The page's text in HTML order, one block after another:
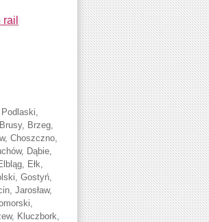
Podlaski,
Brzeg,
Choszczno,
Dąbie,
Ełk,
Gostyń,
Jarosław,
Kluczbork,